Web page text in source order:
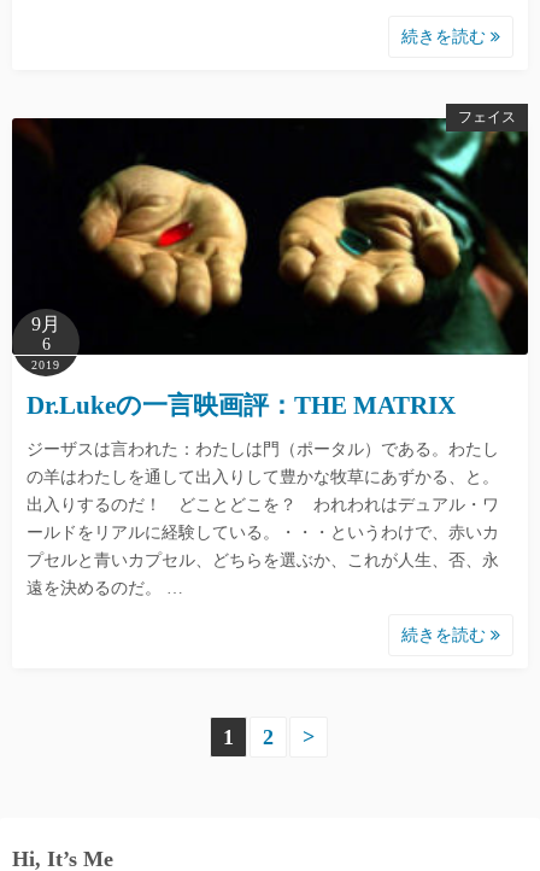
続きを読む
フェイス
9月
6
2019
Dr.Lukeの一言映画評：THE MATRIX
ジーザスは言われた：わたしは門（ポータル）である。わたし
の羊はわたしを通して出入りして豊かな牧草にあずかる、と。
出入りするのだ！ どことどこを？ われわれはデュアル・ワ
ールドをリアルに経験している。・・・というわけで、赤いカ
プセルと青いカプセル、どちらを選ぶか、これが人生、否、永
遠を決めるのだ。 …
続きを読む
1 2 >
Hi, It’s Me